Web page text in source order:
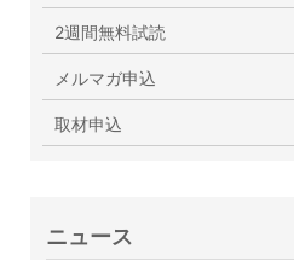
2週間無料試読
メルマガ申込
取材申込
ニュース